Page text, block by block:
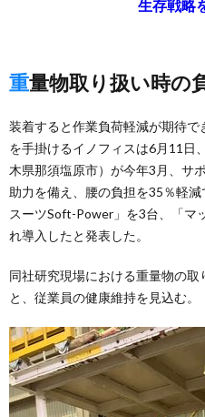
生存戦略
重量物取り扱い時の
装着すると作業負荷軽減が期待
を手掛けるイノフィスは6月11日
木県那須塩原市）が今年3月、サ
助力を備え、腰の負担を35％軽
スーツSoft-Power」を3台、「マ
れ導入したと発表した。
同社研究現場における重量物の
と、従業員の健康維持を見込む。